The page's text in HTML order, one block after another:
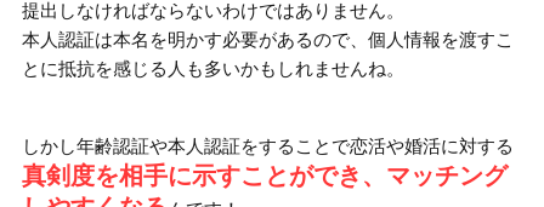
提出しなければならないわけではありません。
本人認証は本名を明かす必要があるので、個人情報を渡すこ
とに抵抗を感じる人も多いかもしれませんね。
しかし年齢認証や本人認証をすることで恋活や婚活に対する
真剣度を相手に示すことができ、マッチング